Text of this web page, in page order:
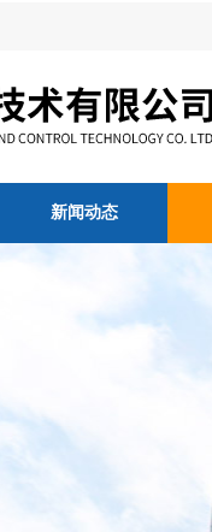
新闻动态